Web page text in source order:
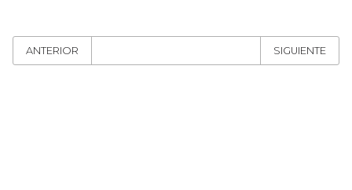
ANTERIOR SIGUIENTE